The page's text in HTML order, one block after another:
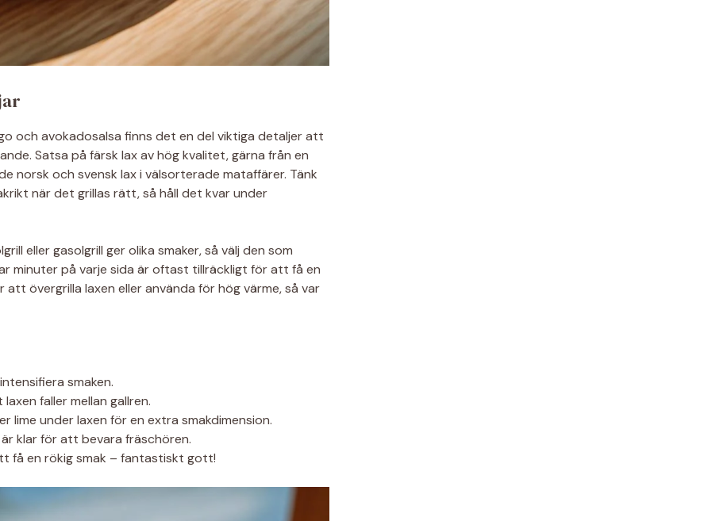
och avokadosalsa finns det en del viktiga detaljer att
Satsa på färsk lax av hög kvalitet, gärna från en
norsk och svensk lax i välsorterade mataffärer. Tänk
när det grillas rätt, så håll det kvar under
eller gasolgrill ger olika smaker, så välj den som
minuter på varje sida är oftast tillräckligt för att få en
övergrilla laxen eller använda för hög värme, så var
smaken.
faller mellan gallren.
lime under laxen för en extra smakdimension.
klar för att bevara fräschören.
få en rökig smak – fantastiskt gott!